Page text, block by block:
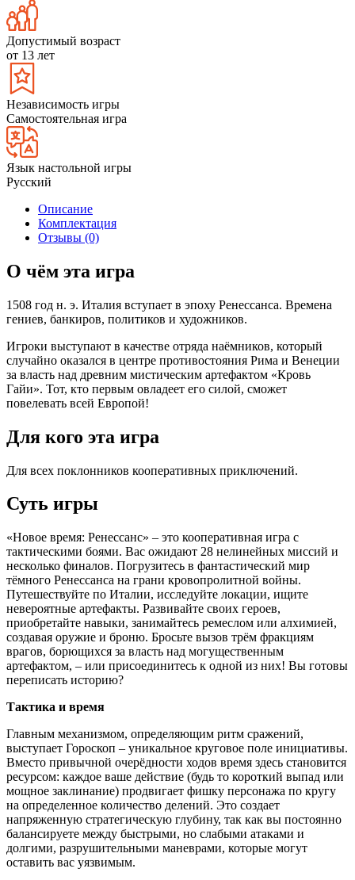
Допустимый возраст
от 13 лет
Независимость игры
Самостоятельная игра
Язык настольной игры
Русский
Описание
Комплектация
Отзывы (0)
О чём эта игра
1508 год н. э. Италия вступает в эпоху Ренессанса. Времена
гениев, банкиров, политиков и художников.
Игроки выступают в качестве отряда наёмников, который
случайно оказался в центре противостояния Рима и Венеции
за власть над древним мистическим артефактом «Кровь
Гайи». Тот, кто первым овладеет его силой, сможет
повелевать всей Европой!
Для кого эта игра
Для всех поклонников кооперативных приключений.
Суть игры
«Новое время: Ренессанс» – это кооперативная игра с
тактическими боями. Вас ожидают 28 нелинейных миссий и
несколько финалов. Погрузитесь в фантастический мир
тёмного Ренессанса на грани кровопролитной войны.
Путешествуйте по Италии, исследуйте локации, ищите
невероятные артефакты. Развивайте своих героев,
приобретайте навыки, занимайтесь ремеслом или алхимией,
создавая оружие и броню. Бросьте вызов трём фракциям
врагов, борющихся за власть над могущественным
артефактом, – или присоединитесь к одной из них! Вы готовы
переписать историю?
Тактика и время
Главным механизмом, определяющим ритм сражений,
выступает Гороскоп – уникальное круговое поле инициативы.
Вместо привычной очерёдности ходов время здесь становится
ресурсом: каждое ваше действие (будь то короткий выпад или
мощное заклинание) продвигает фишку персонажа по кругу
на определенное количество делений. Это создает
напряженную стратегическую глубину, так как вы постоянно
балансируете между быстрыми, но слабыми атаками и
долгими, разрушительными маневрами, которые могут
оставить вас уязвимым.